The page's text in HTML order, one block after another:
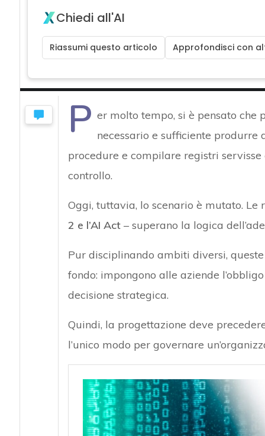
Chiedi all'AI
Riassumi questo articolo Approfondisci con
P er molto tempo, si è pensato
necessario e sufficiente
procedure e compilare registri
controllo.
Oggi, tuttavia, lo scenario è mutato.
2 e l’AI Act– superano la logica
Pur disciplinando ambiti diversi,
fondo: impongono alle aziende
decisione strategica.
Quindi, la progettazione deve
l’unico modo per governare